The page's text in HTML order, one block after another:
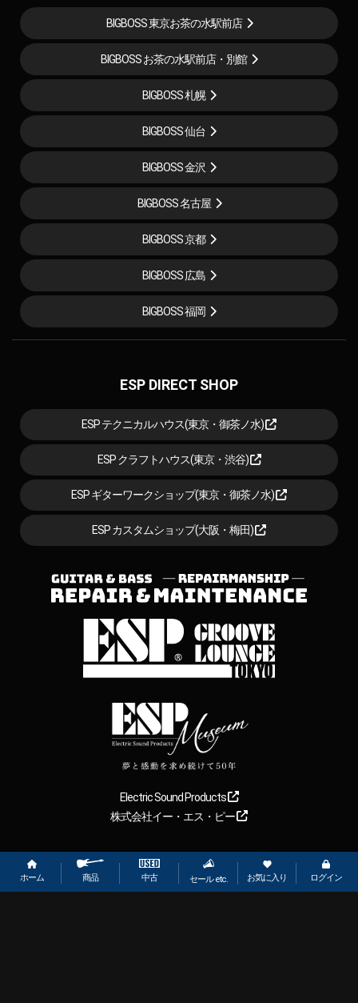
ホーム 商品 中古 セール etc. お気に入り ログイン
BIGBOSS 東京お茶の水駅前店
BIGBOSS お茶の水駅前店・別館
BIGBOSS 札幌
BIGBOSS 仙台
BIGBOSS 金沢
BIGBOSS 名古屋
BIGBOSS 京都
BIGBOSS 広島
BIGBOSS 福岡
ESP DIRECT SHOP
ESP テクニカルハウス(東京・御茶ノ水)
ESP クラフトハウス(東京・渋谷)
ESP ギターワークショップ(東京・御茶ノ水)
ESP カスタムショップ(大阪・梅田)
Electric Sound Products
株式会社イー・エス・ピー
Copyright 2026【ESP直営】BIGBOSS オンラインマーケット(ギター＆
ベース). All rights reserved.